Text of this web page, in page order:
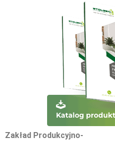
Zakład Produkcyjno-